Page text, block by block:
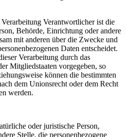
Verantwortlicher ist die
Behörde, Einrichtung oder andere
mit anderen über die Zwecke und
Daten entscheidet.
Verarbeitung durch das
Mitgliedstaaten vorgegeben, so
können die bestimmten
dem Unionsrecht oder dem Recht
werden.
oder juristische Person,
Stelle, die personenbezogene